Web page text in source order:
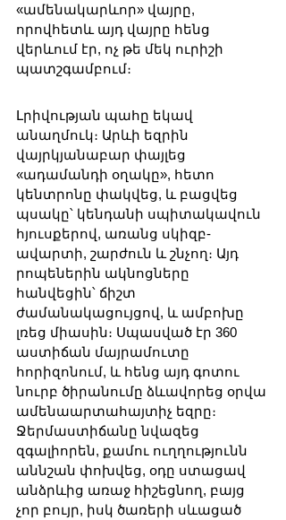
«ամենակարևոր» վայրը,
որովհետև այդ վայրը հենց
վերևում էր, ոչ թե մեկ ուրիշի
պատշգամբում։
Լրիվության պահը եկավ
անաղմուկ։ Արևի եզրին
վայրկյանաբար փայլեց
«ադամանդի օղակը», հետո
կենտրոնը փակվեց, և բացվեց
պսակը՝ կենդանի սպիտակավուն
հյուսքերով, առանց սկիզբ-
ավարտի, շարժուն և շնչող։ Այդ
րոպեներին ակնոցները
հանվեցին՝ ճիշտ
ժամանակացույցով, և ամբոխը
լռեց միասին։ Սպասված էր 360
աստիճան մայրամուտը
հորիզոնում, և հենց այդ գոտու
նուրբ ծիրանումը ձևավորեց օրվա
ամենաարտահայտիչ եզրը։
Ջերմաստիճանը նվազեց
զգալիորեն, քամու ուղղությունն
աննշան փոխվեց, օդը ստացավ
անձրևից առաջ հիշեցնող, բայց
չոր բույր, իսկ ծառերի սևացած